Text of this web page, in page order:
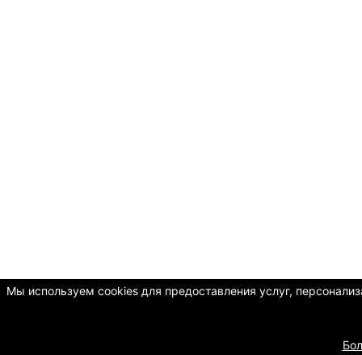
Мы используем cookies для предоставления услуг,